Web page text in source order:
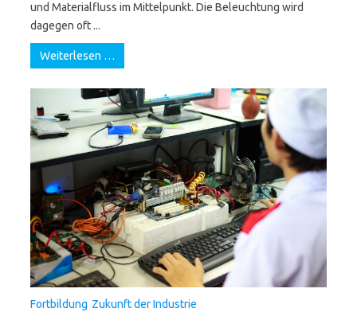
und Materialfluss im Mittelpunkt. Die Beleuchtung wird
dagegen oft ...
Weiterlesen …
Fortbildung Zukunft der Industrie